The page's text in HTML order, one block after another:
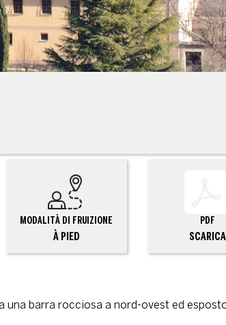
MODALITÀ DI FRUIZIONE
À PIED
PDF
SCARICA
barra rocciosa a nord-ovest ed